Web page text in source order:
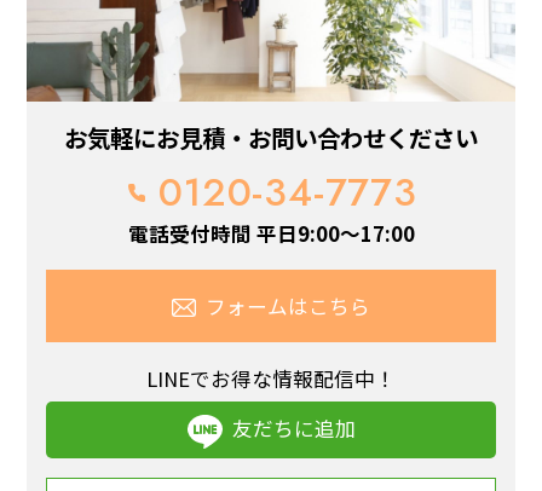
お気軽にお見積・お問い合わせください
0120-34-7773
電話受付時間 平日9:00～17:00
フォームはこちら
LINEでお得な情報配信中！
友だちに追加